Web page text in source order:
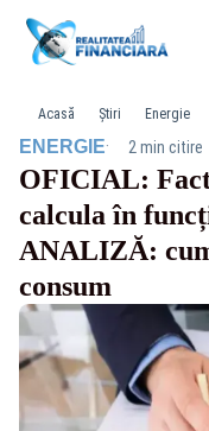
Acasă Știri Energie
ENERGIE· 2 min citire
OFICIAL:
calcula în
ANALIZĂ:
consum